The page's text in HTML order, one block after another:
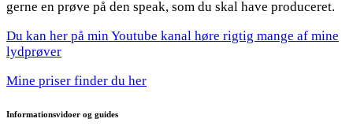
gerne en prøve på den speak, som du skal have produceret.
Du kan her på min Youtube kanal høre rigtig mange af mine
lydprøver
Mine priser finder du her
Informationsvidoer og guides